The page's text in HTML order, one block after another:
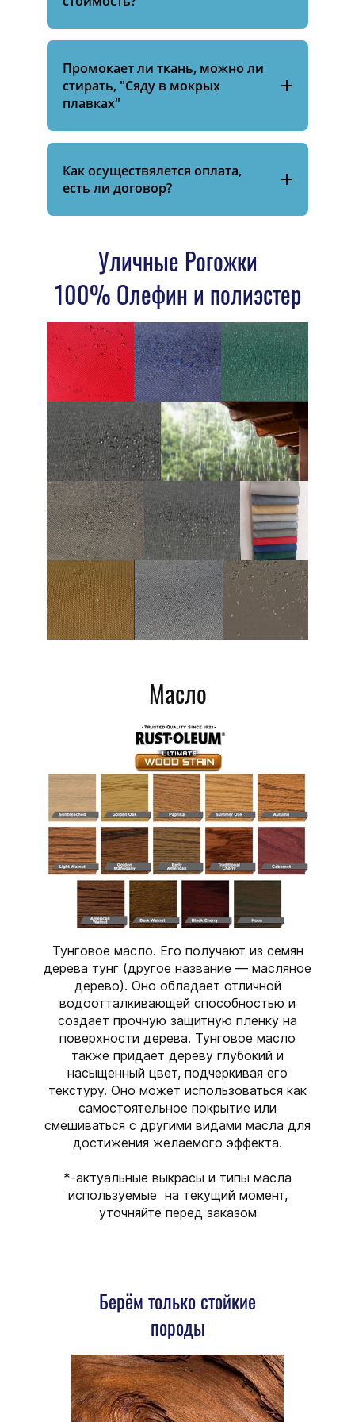
Промокает ли ткань, можно ли
стирать, "Сяду в мокрых
плавках"
Как осуществялется оплата,
есть ли договор?
Уличные Рогожки
100% Олефин и полиэстер
Wonderland
18306
Wonderland
18304
Wonderland
18252
Wonderland
18302
Ткань
выдерживает
попадание
осадков
Wonderland
18307
Meteor
18056
Ткани
Spring
9056
100%
полиэстер
Spring
7282 100%
полиэстер
Retreat
21100%
полиэстер
Масло
Тунговое масло. Его получают из семян
дерева тунг (другое название — масляное
дерево). Оно обладает отличной
водоотталкивающей способностью и
создает прочную защитную пленку на
поверхности дерева. Тунговое масло
также придает дереву глубокий и
насыщенный цвет, подчеркивая его
текстуру. Оно может использоваться как
самостоятельное покрытие или
смешиваться с другими видами масла для
достижения желаемого эффекта.
*-актуальные выкрасы и типы масла
используемые на текущий момент,
уточняйте перед заказом
Берём только стойкие
породы